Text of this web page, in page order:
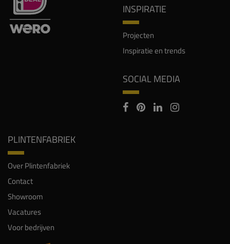
INSPIRATIE
Projecten
Inspiratie en trends
SOCIAL MEDIA
PLINTENFABRIEK
Over Plintenfabriek
Contact
Showroom
Vacatures
Voor bedrijven